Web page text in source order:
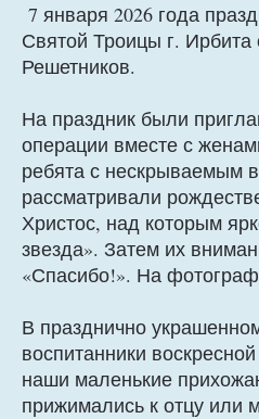
7 января 2026 года
Святой Троицы г. Ирбита
Решетников.
На праздник были
операции вместе с
ребята с нескрываемым
рассматривали
Христос, над которым
звезда». Затем их
«Спасибо!». На
В празднично
воспитанники
наши маленькие
прижимались к отцу или